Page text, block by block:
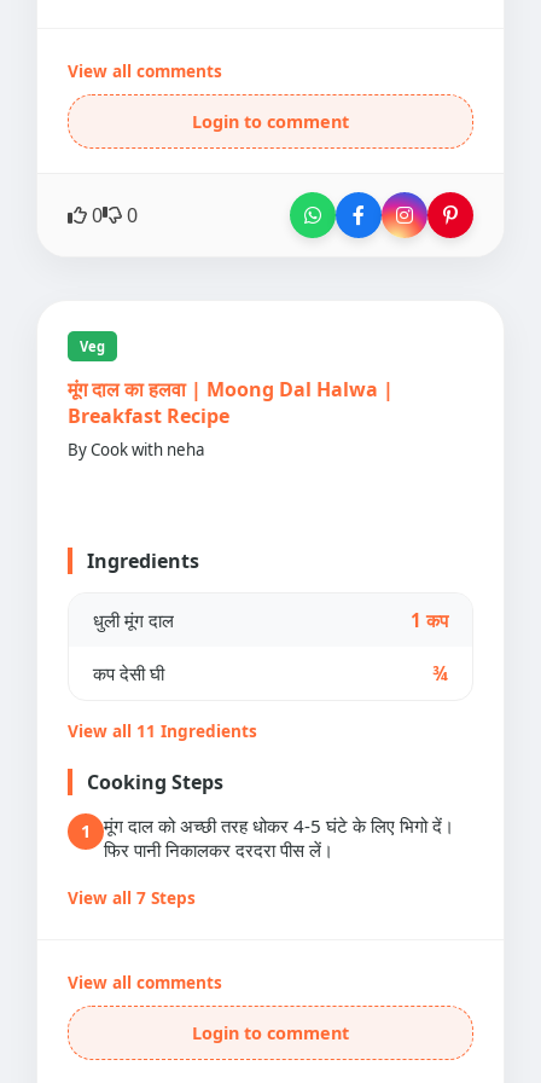
View all comments
Login to comment
0 0
Veg
मूंग दाल का हलवा | Moong Dal Halwa |
Breakfast Recipe
By Cook with neha
Ingredients
धुली मूंग दाल 1 कप
कप देसी घी ¾
View all 11 Ingredients
Cooking Steps
1
मूंग दाल को अच्छी तरह धोकर 4-5 घंटे के लिए भिगो दें।
फिर पानी निकालकर दरदरा पीस लें।
View all 7 Steps
View all comments
Login to comment